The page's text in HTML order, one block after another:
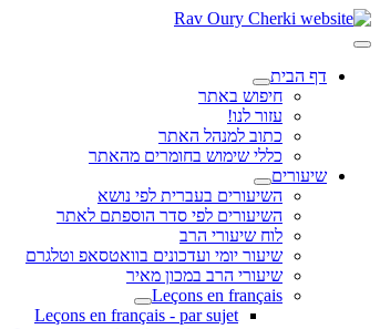
דף הבית
חיפוש באתר
עזור לנו!
כתוב למנהל האתר
כללי שימוש בחומרים מהאתר
שיעורים
השיעורים בעברית לפי נושא
השיעורים לפי סדר הוספתם לאתר
לוח שיעורי הרב
שיעור יומי ועדכונים בוואטסאפ וטלגרם
שיעורי הרב במכון מאיר
Leçons en français
Leçons en français - par sujet